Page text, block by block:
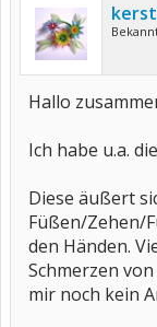
Hallo
Ich habe u.a.
Diese äußert
Füßen/Zehen/
den Händen.
Schmerzen
mir noch kein